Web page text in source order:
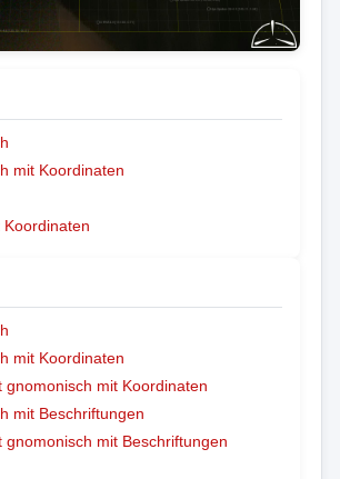
mit Koordinaten
mit Koordinaten
gnomonisch mit Koordinaten
mit Beschriftungen
gnomonisch mit Beschriftungen